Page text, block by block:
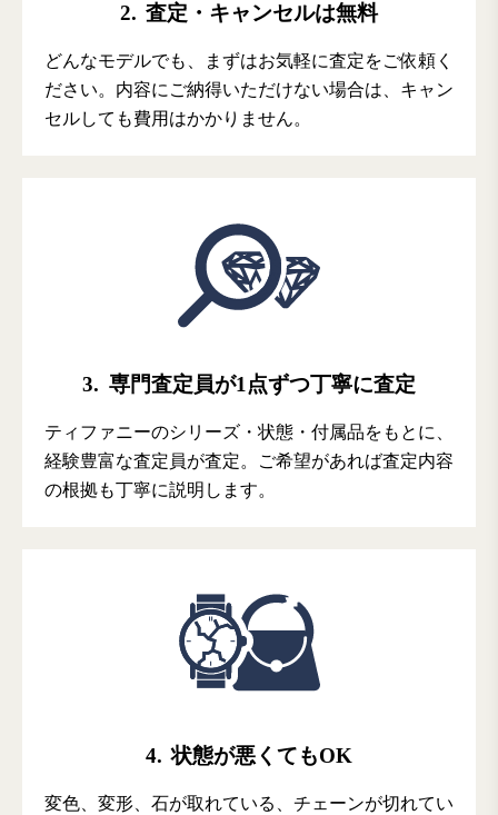
2. 査定・キャンセルは無料
どんなモデルでも、まずはお気軽に査定をご依頼く
ださい。内容にご納得いただけない場合は、キャン
セルしても費用はかかりません。
3. 専門査定員が1点ずつ丁寧に査定
ティファニーのシリーズ・状態・付属品をもとに、
経験豊富な査定員が査定。ご希望があれば査定内容
の根拠も丁寧に説明します。
4. 状態が悪くてもOK
変色、変形、石が取れている、チェーンが切れてい